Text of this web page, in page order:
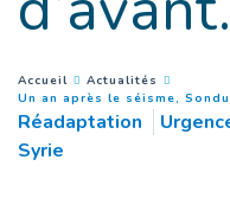
You are here :
Accueil
Actualités
Un an après le séisme,
Réadaptation
Syrie